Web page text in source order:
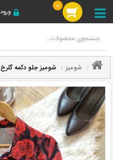
0
شومیز شومیز جلو دکمه گلرخ